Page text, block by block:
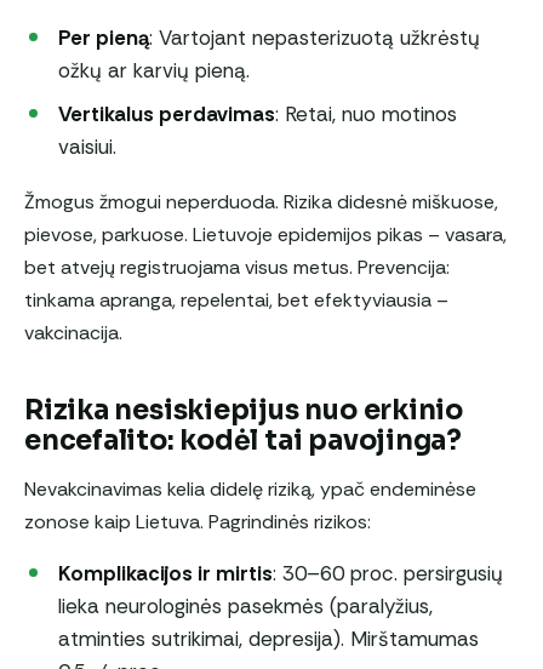
Per pieną: Vartojant nepasterizuotą užkrėstų
ožkų ar karvių pieną.
Vertikalus perdavimas: Retai, nuo motinos
vaisiui.
Žmogus žmogui neperduoda. Rizika didesnė miškuose,
pievose, parkuose. Lietuvoje epidemijos pikas – vasara,
bet atvejų registruojama visus metus. Prevencija:
tinkama apranga, repelentai, bet efektyviausia –
vakcinacija.
Rizika nesiskiepijus nuo erkinio
encefalito: kodėl tai pavojinga?
Nevakcinavimas kelia didelę riziką, ypač endeminėse
zonose kaip Lietuva. Pagrindinės rizikos:
Komplikacijos ir mirtis: 30–60 proc. persirgusių
lieka neurologinės pasekmės (paralyžius,
atminties sutrikimai, depresija). Mirštamumas